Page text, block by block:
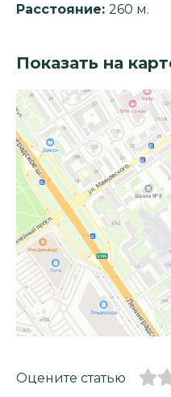
Расстояние: 260 м.
Показать на
Оцените статью